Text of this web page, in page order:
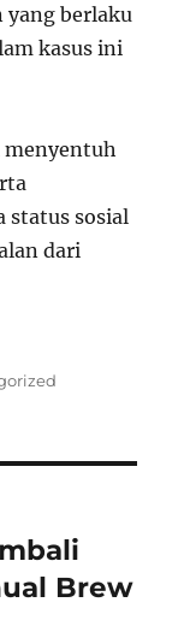
yang berlaku
kasus ini
menyentuh
status sosial
dari
Brew